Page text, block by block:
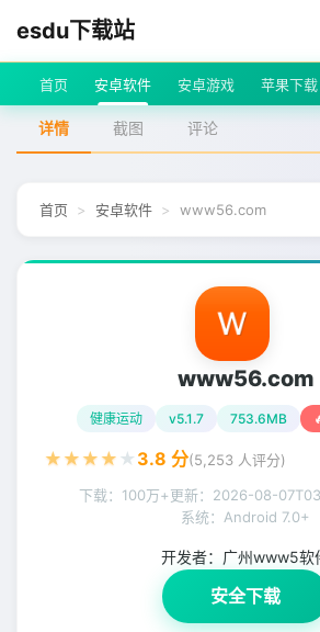
esdu下载站
首页 安卓软件 安卓游戏 苹果下载
详情 截图 评论
首页 安卓软件 www56.com
www56.com
健康运动 v5.1.7 753.6MB
★ ★ ★ ★ ★ 3.8 分(5,253 人评分)
下载：100万+更新： 2026-08-
系统：Android 7.0+
开发者： 广州www5软
安全下载